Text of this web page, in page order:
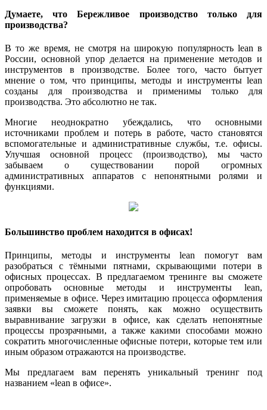
Думаете, что Бережливое производство только для
производства?
В то же время, не смотря на широкую популярность lean в
России, основной упор делается на применение методов и
инструментов в производстве. Более того, часто бытует
мнение о том, что принципы, методы и инструменты lean
созданы для производства и применимы только для
производства. Это абсолютно не так.
Многие неоднократно убеждались, что основными
источниками проблем и потерь в работе, часто становятся
вспомогательные и административные службы, т.е. офисы.
Улучшая основной процесс (производство), мы часто
забываем о существовании порой огромных
административных аппаратов с непонятными ролями и
функциями.
Большинство проблем находится в офисах!
Принципы, методы и инструменты lean помогут вам
разобраться с тёмными пятнами, скрывающими потери в
офисных процессах. В предлагаемом тренинге вы сможете
опробовать основные методы и инструменты lean,
применяемые в офисе. Через имитацию процесса оформления
заявки вы сможете понять, как можно осуществить
выравнивание загрузки в офисе, как сделать непонятные
процессы прозрачными, а также какими способами можно
сократить многочисленные офисные потери, которые тем или
иным образом отражаются на производстве.
Мы предлагаем вам перенять уникальный тренинг под
названием «lean в офисе».